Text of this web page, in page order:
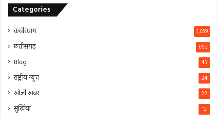
Categories
कबीरधाम 1,059
छत्तीसगढ़ 853
Blog 45
राष्ट्रीय न्यूज 24
खोजी खबर 22
सुर्खियां 13